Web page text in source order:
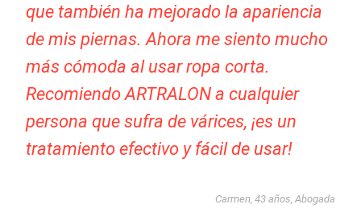
que también ha mejorado la apariencia
de mis piernas. Ahora me siento mucho
más cómoda al usar ropa corta.
Recomiendo ARTRALON a cualquier
persona que sufra de várices, ¡es un
tratamiento efectivo y fácil de usar!
Carmen, 43 años, Abogada